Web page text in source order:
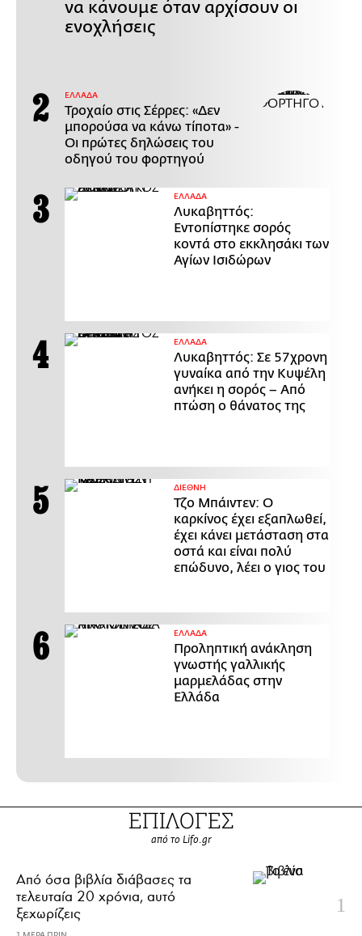
να κάνουμε όταν αρχίσουν οι
ενοχλήσεις
ΕΛΛΑΔΑ
Τροχαίο στις Σέρρες: «Δεν
μπορούσα να κάνω τίποτα» -
Οι πρώτες δηλώσεις του
οδηγού του φορτηγού
ΕΛΛΑΔΑ
Λυκαβηττός:
Εντοπίστηκε σορός
κοντά στο εκκλησάκι των
Αγίων Ισιδώρων
ΕΛΛΑΔΑ
Λυκαβηττός: Σε 57χρονη
γυναίκα από την Κυψέλη
ανήκει η σορός – Από
πτώση ο θάνατος της
ΔΙΕΘΝΗ
Τζο Μπάιντεν: Ο
καρκίνος έχει εξαπλωθεί,
έχει κάνει μετάσταση στα
οστά και είναι πολύ
επώδυνο, λέει ο γιος του
ΕΛΛΑΔΑ
Προληπτική ανάκληση
γνωστής γαλλικής
μαρμελάδας στην
Ελλάδα
ΕΠΙΛΟΓΕΣ
από το Lifo.gr
Από όσα βιβλία διάβασες τα
τελευταία 20 χρόνια, αυτό
ξεχωρίζεις